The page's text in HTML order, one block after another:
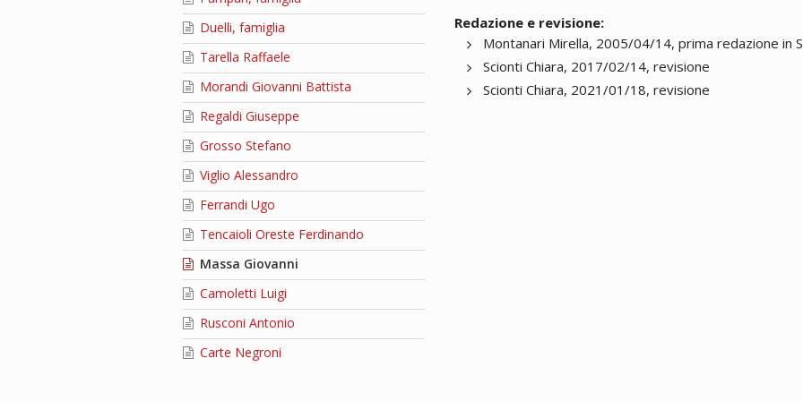
Duelli, famiglia
Tarella Raffaele
Morandi Giovanni Battista
Regaldi Giuseppe
Grosso Stefano
Viglio Alessandro
Ferrandi Ugo
Tencaioli Oreste Ferdinando
Massa Giovanni
Camoletti Luigi
Rusconi Antonio
Carte Negroni
Redazione e revisione:
Montanari Mirella, 2005/04/14, prima redazione in
Scionti Chiara, 2017/02/14, revisione
Scionti Chiara, 2021/01/18, revisione